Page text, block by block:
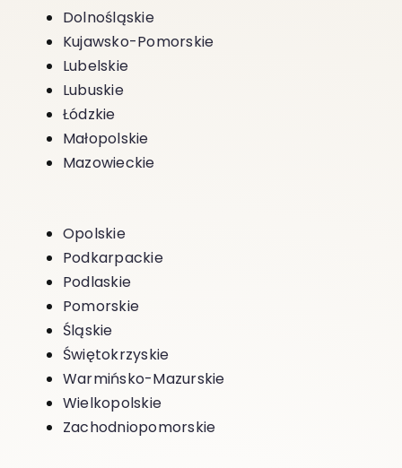
Dolnośląskie
Kujawsko-Pomorskie
Lubelskie
Lubuskie
Łódzkie
Małopolskie
Mazowieckie
Opolskie
Podkarpackie
Podlaskie
Pomorskie
Śląskie
Świętokrzyskie
Warmińsko-Mazurskie
Wielkopolskie
Zachodniopomorskie